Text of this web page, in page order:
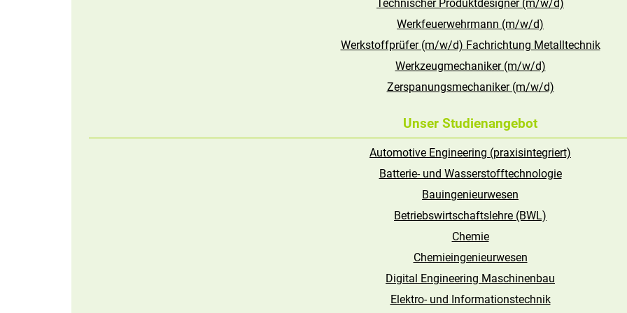
Technischer Produktdesigner (m/w/d)
Werkfeuerwehrmann (m/w/d)
Werkstoffprüfer (m/w/d) Fachrichtung Metalltechnik
Werkzeugmechaniker (m/w/d)
Zerspanungsmechaniker (m/w/d)
Unser Studienangebot
Automotive Engineering (praxisintegriert)
Batterie- und Wasserstofftechnologie
Bauingenieurwesen
Betriebswirtschaftslehre (BWL)
Chemie
Chemieingenieurwesen
Digital Engineering Maschinenbau
Elektro- und Informations­technik